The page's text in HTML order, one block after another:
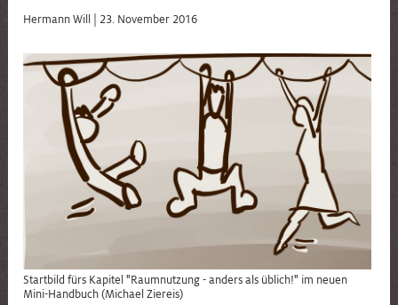
Hermann Will | 23. November 2016
Startbild fürs Kapitel "Raumnutzung - anders als üblich!" im neuen
Mini-Handbuch (Michael Ziereis)